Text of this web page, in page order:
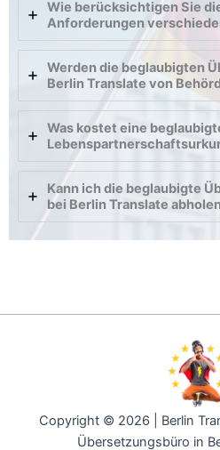
Wie berücksichtigen Sie
Anforderungen
Werden die beglaubigten
Berlin Translate von
Was kostet eine
Kann ich die beglaubigte
bei Berlin Translate
Copyright © 2026 | Berlin
Übersetzungsbüro in